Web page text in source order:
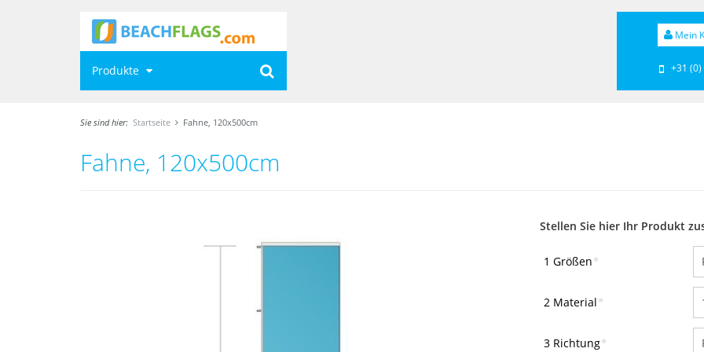
Produkte
Mein
+31
Sie sind hier: Startseite Fahne, 120x500cm
Fahne, 120x500cm
Stellen Sie hier Ihr Produkt
1 Größen*
2 Material*
3 Richtung*